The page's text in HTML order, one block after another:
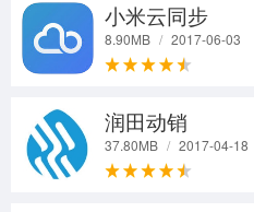
小米云同步
8.90MB / 2017-06-03
润田动销
37.80MB / 2017-04-18